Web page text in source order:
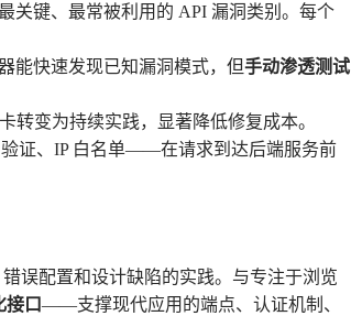
最关键、最常被利用的 API 漏洞类别。每个
能快速发现已知漏洞模式，但手动渗透测试
转变为持续实践，显著降低修复成本。
证、IP 白名单——在请求到达后端服务前
误配置和设计缺陷的实践。与专注于浏览
接口——支撑现代应用的端点、认证机制、